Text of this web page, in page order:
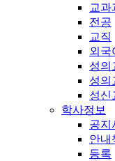
교과
전공
교직
외국
성의
성의
성신
학사정보
공지
안내
등록